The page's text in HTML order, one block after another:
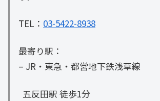
​TEL： 03-5422-8938
最寄り駅：
– JR・東急・都営地下鉄浅草線
五反田駅 徒歩1分